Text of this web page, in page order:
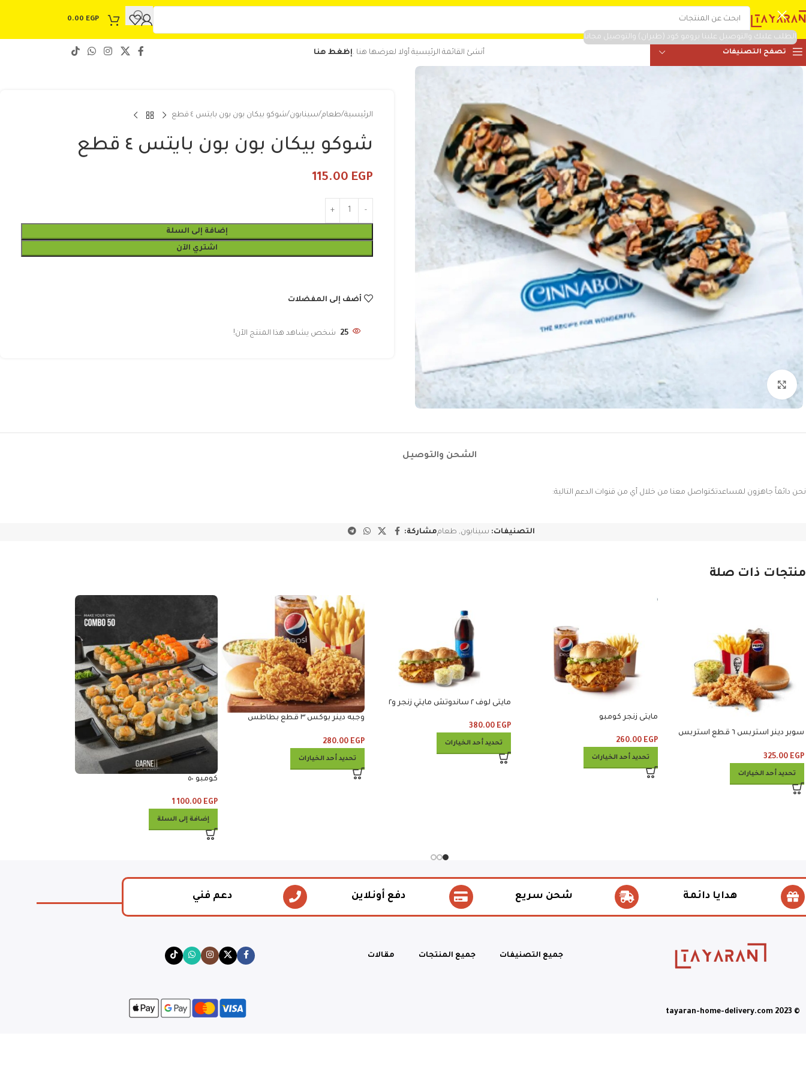
الطلب عليك والتوصيل علينا برومو كود (طيران) والتوصيل مجانا
0.00 EGP
تصفح التصنيفات أنشئ القائمة الرئيسية أولا لعرضها هنا .إظغط هنا
الرئيسية طعام سينابون شوكو بيكان بون بون بايتس ٤ قطع
شوكو بيكان بون بون بايتس ٤ قطع
115.00 EGP
إضافة إلى السلة
اشتري الآن
أضف إلى المفضلات
25 شخص يشاهد هذا المنتج الآن!
الشحن والتوصيل
نحن دائماً جاهزون لمساعدتكتواصل معنا من خلال أي من قنوات الدعم التالية:
التصنيفات: سينابون, طعاممشاركة:
منتجات ذات صلة
سوبر دينر استربس ٦ قطع استربس
325.00 EGP
تحديد أحد الخيارات
مايتى زنجر كومبو
260.00 EGP
تحديد أحد الخيارات
مايتى لوف ٢ ساندوتش مايتي زنجر و٢
380.00 EGP
تحديد أحد الخيارات
وجبه دينر بوكس ٣ قطع بطاطس
280.00 EGP
تحديد أحد الخيارات
كومبو ٥٠
1 100.00 EGP
إضافة إلى السلة
هدايا دائمة شحن سريع دفع أونلاين دعم فني
جميع التصنيفات جميع المنتجات مقالات
© tayaran-home-delivery.com 2023